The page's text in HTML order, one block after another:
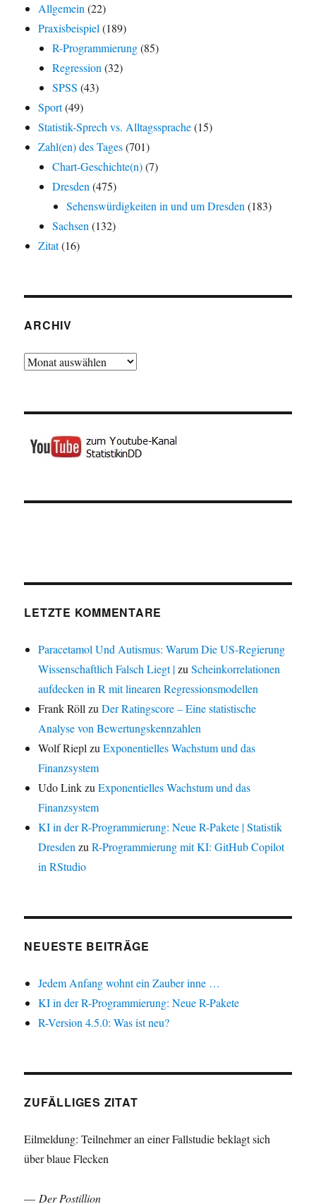
Allgemein(22)
Praxisbeispiel(189)
R-Programmierung(85)
Regression(32)
SPSS (43)
Sport(49)
Statistik-Sprech vs. Alltagssprache(15)
Zahl(en) des Tages(701)
Chart-Geschichte(n)(7)
Dresden(475)
Sehenswürdigkeiten in und um Dresden(183)
Sachsen(132)
Zitat(16)
ARCHIV
Archiv
LETZTE KOMMENTARE
Paracetamol Und Autismus: Warum Die US-Regierung
Wissenschaftlich Falsch Liegt |zuScheinkorrelationen
aufdecken in R mit linearen Regressionsmodellen
Frank RöllzuDer Ratingscore – Eine statistische
Analyse von Bewertungskennzahlen
Wolf RieplzuExponentielles Wachstum und das
Finanzsystem
Udo LinkzuExponentielles Wachstum und das
Finanzsystem
KI in der R-Programmierung: Neue R-Pakete | Statistik
DresdenzuR-Programmierung mit KI: GitHub Copilot
in RStudio
NEUESTE BEITRÄGE
Jedem Anfang wohnt ein Zauber inne …
KI in der R-Programmierung: Neue R-Pakete
R-Version 4.5.0: Was ist neu?
ZUFÄLLIGES ZITAT
Eilmeldung: Teilnehmer an einer Fallstudie beklagt sich
über blaue Flecken
—Der Postillion